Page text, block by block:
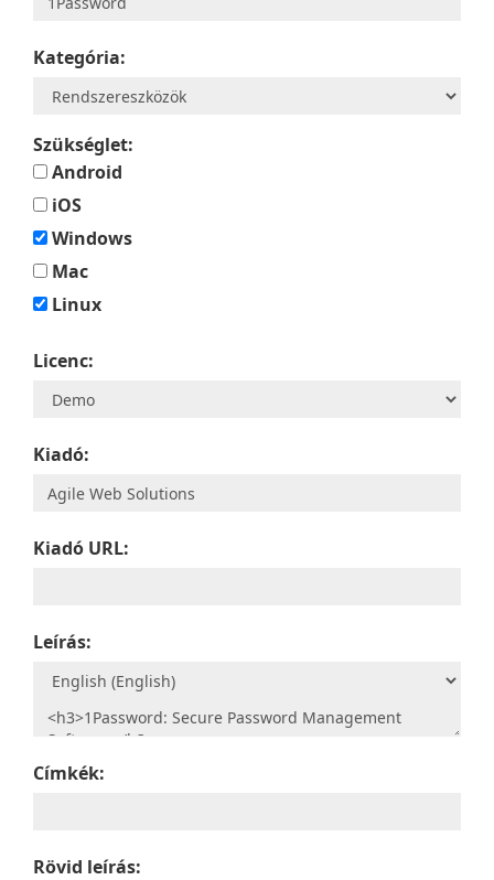
Kategória:
Szükséglet:
Android
iOS
Windows
Mac
Linux
Licenc:
Kiadó:
Kiadó URL:
Leírás:
Címkék:
Rövid leírás: